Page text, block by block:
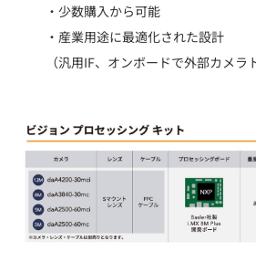
・少数購入から可能
・産業用途に最適化された設計
（汎用IF、オンボードで外部カメラ